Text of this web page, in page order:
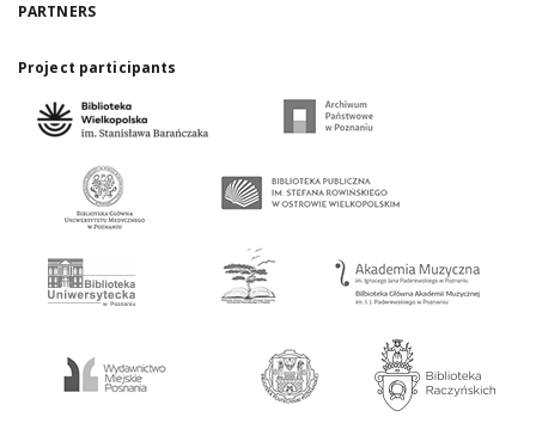
PARTNERS
Project participants